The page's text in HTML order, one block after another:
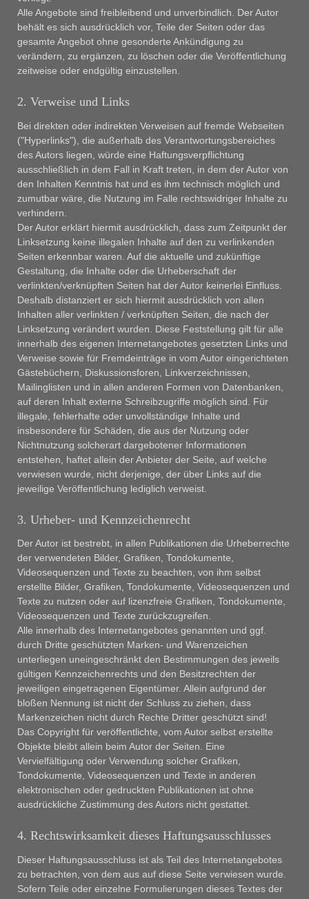
Alle Angebote sind freibleibend und unverbindlich. Der Autor
behält es sich ausdrücklich vor, Teile der Seiten oder das
gesamte Angebot ohne gesonderte Ankündigung zu
verändern, zu ergänzen, zu löschen oder die Veröffentlichung
zeitweise oder endgültig einzustellen.
2. Verweise und Links
Bei direkten oder indirekten Verweisen auf fremde Webseiten
("Hyperlinks"), die außerhalb des Verantwortungsbereiches
des Autors liegen, würde eine Haftungsverpflichtung
ausschließlich in dem Fall in Kraft treten, in dem der Autor von
den Inhalten Kenntnis hat und es ihm technisch möglich und
zumutbar wäre, die Nutzung im Falle rechtswidriger Inhalte zu
verhindern.
Der Autor erklärt hiermit ausdrücklich, dass zum Zeitpunkt der
Linksetzung keine illegalen Inhalte auf den zu verlinkenden
Seiten erkennbar waren. Auf die aktuelle und zukünftige
Gestaltung, die Inhalte oder die Urheberschaft der
verlinkten/verknüpften Seiten hat der Autor keinerlei Einfluss.
Deshalb distanziert er sich hiermit ausdrücklich von allen
Inhalten aller verlinkten / verknüpften Seiten, die nach der
Linksetzung verändert wurden. Diese Feststellung gilt für alle
innerhalb des eigenen Internetangebotes gesetzten Links und
Verweise sowie für Fremdeinträge in vom Autor eingerichteten
Gästebüchern, Diskussionsforen, Linkverzeichnissen,
Mailinglisten und in allen anderen Formen von Datenbanken,
auf deren Inhalt externe Schreibzugriffe möglich sind. Für
illegale, fehlerhafte oder unvollständige Inhalte und
insbesondere für Schäden, die aus der Nutzung oder
Nichtnutzung solcherart dargebotener Informationen
entstehen, haftet allein der Anbieter der Seite, auf welche
verwiesen wurde, nicht derjenige, der über Links auf die
jeweilige Veröffentlichung lediglich verweist.
3. Urheber- und Kennzeichenrecht
Der Autor ist bestrebt, in allen Publikationen die Urheberrechte
der verwendeten Bilder, Grafiken, Tondokumente,
Videosequenzen und Texte zu beachten, von ihm selbst
erstellte Bilder, Grafiken, Tondokumente, Videosequenzen und
Texte zu nutzen oder auf lizenzfreie Grafiken, Tondokumente,
Videosequenzen und Texte zurückzugreifen.
Alle innerhalb des Internetangebotes genannten und ggf.
durch Dritte geschützten Marken- und Warenzeichen
unterliegen uneingeschränkt den Bestimmungen des jeweils
gültigen Kennzeichenrechts und den Besitzrechten der
jeweiligen eingetragenen Eigentümer. Allein aufgrund der
bloßen Nennung ist nicht der Schluss zu ziehen, dass
Markenzeichen nicht durch Rechte Dritter geschützt sind!
Das Copyright für veröffentlichte, vom Autor selbst erstellte
Objekte bleibt allein beim Autor der Seiten. Eine
Vervielfältigung oder Verwendung solcher Grafiken,
Tondokumente, Videosequenzen und Texte in anderen
elektronischen oder gedruckten Publikationen ist ohne
ausdrückliche Zustimmung des Autors nicht gestattet.
4. Rechtswirksamkeit dieses Haftungsausschlusses
Dieser Haftungsausschluss ist als Teil des Internetangebotes
zu betrachten, von dem aus auf diese Seite verwiesen wurde.
Sofern Teile oder einzelne Formulierungen dieses Textes der